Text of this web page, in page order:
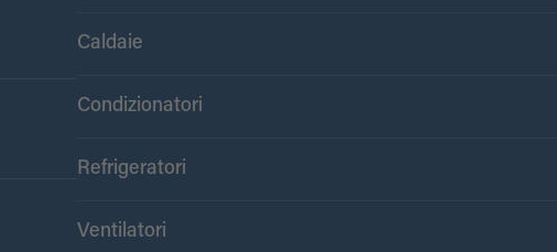
Caldaie
Condizionatori
Refrigeratori
Ventilatori